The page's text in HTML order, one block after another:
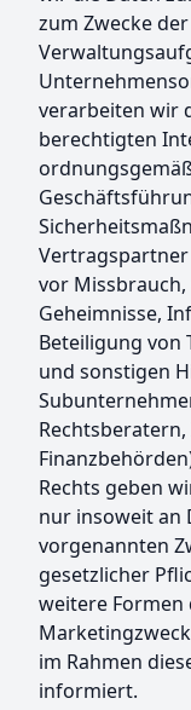
zum Zwecke
verarbeiten wir
berechtigten
vor
Geheimnisse,
Beteiligung von
und sonstigen
Rechts geben
nur insoweit an
vorgenannten
gesetzlicher
weitere Formen
im Rahmen
informiert.